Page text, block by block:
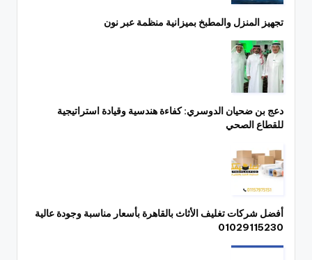
تجهيز المنزل والمطبخ بميزانية منظمة عبر نون
دعج بن ضحيان الدوسري: كفاءة هندسية وقيادة استراتيجية
للقطاع الصحي
أفضل شركات تغليف الأثاث بالقاهرة بأسعار مناسبة وجودة عالية
01029115230